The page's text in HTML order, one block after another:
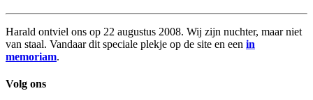
Harald ontviel ons op 22 augustus 2008. Wij zijn nuchter, maar niet
van staal. Vandaar dit speciale plekje op de site en een in
memoriam.
Volg ons